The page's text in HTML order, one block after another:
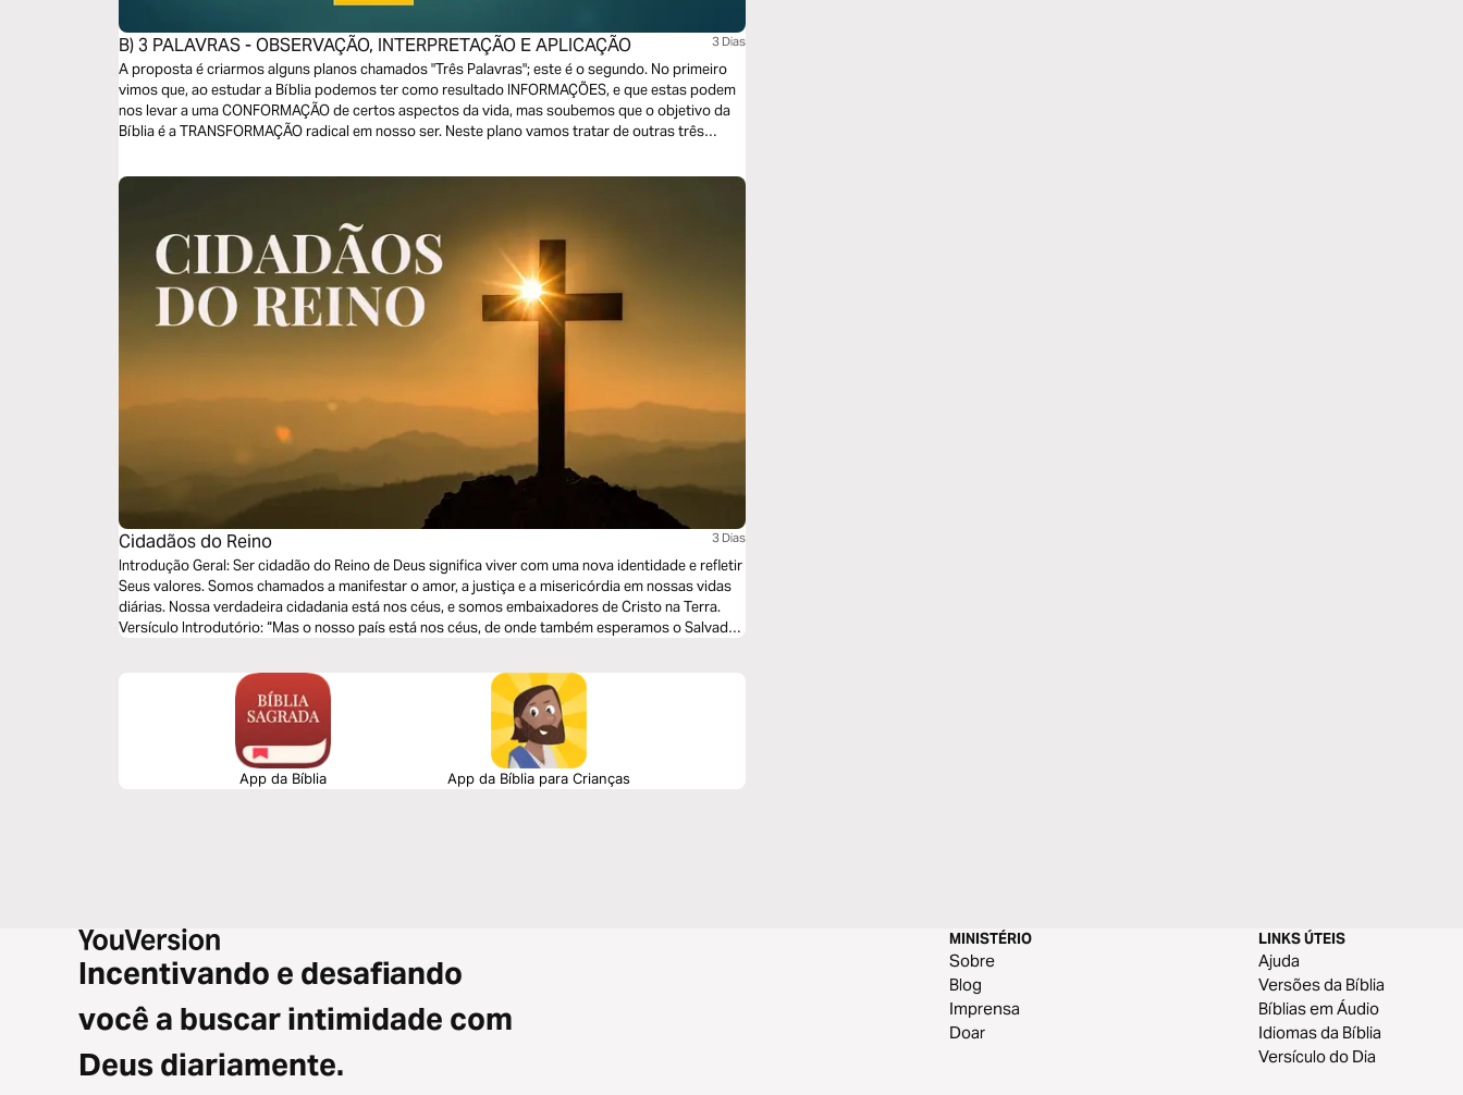
B) 3 PALAVRAS - OBSERVAÇÃO, INTERPRETAÇÃO E APLICAÇÃO 3 Dias
A proposta é criarmos alguns planos chamados "Três Palavras"; este é o segundo. No primeiro
vimos que, ao estudar a Bíblia podemos ter como resultado INFORMAÇÕES, e que estas podem
nos levar a uma CONFORMAÇÃO de certos aspectos da vida, mas soubemos que o objetivo da
Bíblia é a TRANSFORMAÇÃO radical em nosso ser. Neste plano vamos tratar de outras três
Cidadãos do Reino 3 Dias
Introdução Geral: Ser cidadão do Reino de Deus significa viver com uma nova identidade e refletir
Seus valores. Somos chamados a manifestar o amor, a justiça e a misericórdia em nossas vidas
diárias. Nossa verdadeira cidadania está nos céus, e somos embaixadores de Cristo na Terra.
Versículo Introdutório: “Mas o nosso país está nos céus, de onde também esperamos o Salvador,
impactar o mundo ao nosso redor.
App da Bíblia App da Bíblia para Crianças
Incentivando e desafiando
você a buscar intimidade com
Deus diariamente.
MINISTÉRIO
Sobre
Blog
Imprensa
Doar
LINKS ÚTEIS
Ajuda
Versões da Bíblia
Bíblias em Áudio
Idiomas da Bíblia
Versículo do Dia